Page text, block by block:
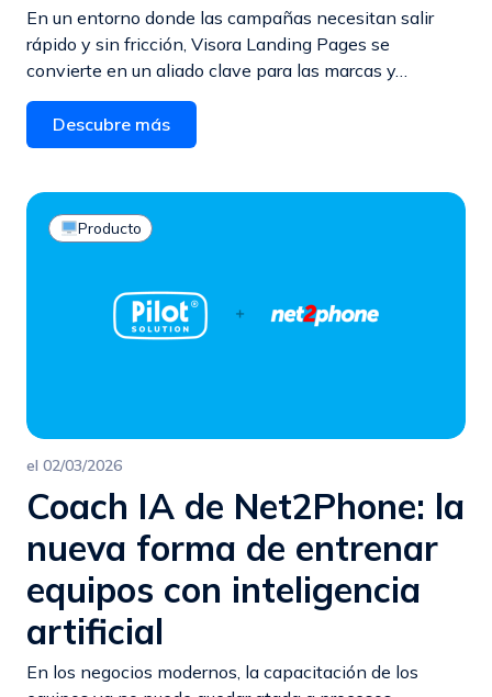
En un entorno donde las campañas necesitan salir
rápido y sin fricción, Visora Landing Pages se
convierte en un aliado clave para las marcas y…
Descubre más
Producto
el 02/03/2026
Coach IA de Net2Phone: la
nueva forma de entrenar
equipos con inteligencia
artificial
En los negocios modernos, la capacitación de los